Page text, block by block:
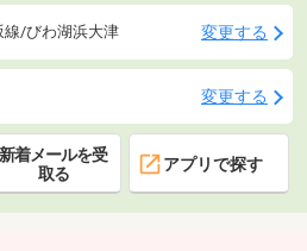
線/びわ湖浜大津 変更する
変更する
新着メールを受
取る
アプリで探す